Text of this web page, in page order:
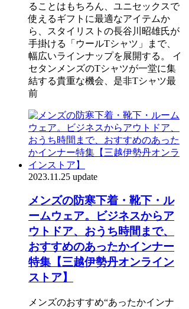
ることはもちろん、ユニセックスで
使えるギフトに最適なアイテムか
ら、スタイリストの長谷川昭雄氏が
手掛ける「ウールTシャツ」まで、
幅広いラインナップを展開する。 イ
セタンメンズのTシャツが一堂に集
結する貴重な機会、是非Tシャツ最
前
2023.11.25 update
メンズの防寒下着・靴下・ル
ームウェア。ビジネスからア
ウトドア、おうち時間まで、
おすすめのあったかインナー
特集【三越伊勢丹オンライン
ストア】
メンズのおすすめ“あったかインナ